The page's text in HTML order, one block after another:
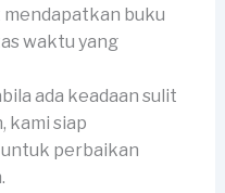
buku
waktu yang
ada keadaan sulit
kami siap
perbaikan